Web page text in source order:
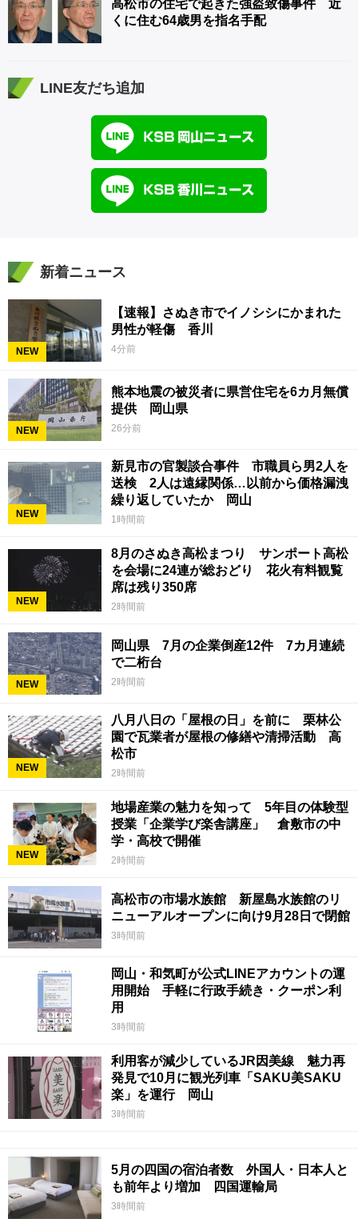
高松市の住宅で起きた強盗致傷事件 近
くに住む64歳男を指名手配
LINE友だち追加
新着ニュース
NEW
【速報】さぬき市でイノシシにかまれた
男性が軽傷 香川
4分前
NEW
熊本地震の被災者に県営住宅を6カ月無償
提供 岡山県
26分前
NEW
新見市の官製談合事件 市職員ら男2人を
送検 2人は遠縁関係…以前から価格漏洩
繰り返していたか 岡山
1時間前
NEW
8月のさぬき高松まつり サンポート高松
を会場に24連が総おどり 花火有料観覧
席は残り350席
2時間前
NEW
岡山県 7月の企業倒産12件 7カ月連続
で二桁台
2時間前
NEW
八月八日の「屋根の日」を前に 栗林公
園で瓦業者が屋根の修繕や清掃活動 高
松市
2時間前
NEW
地場産業の魅力を知って 5年目の体験型
授業「企業学び楽舎講座」 倉敷市の中
学・高校で開催
2時間前
高松市の市場水族館 新屋島水族館のリ
ニューアルオープンに向け9月28日で閉館
3時間前
岡山・和気町が公式LINEアカウントの運
用開始 手軽に行政手続き・クーポン利
用
3時間前
利用客が減少しているJR因美線 魅力再
発見で10月に観光列車「SAKU美SAKU
楽」を運行 岡山
3時間前
5月の四国の宿泊者数 外国人・日本人と
も前年より増加 四国運輸局
3時間前